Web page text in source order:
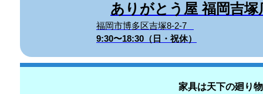
ありがとう屋 福岡吉
福岡市博多区吉塚8-2-7
9:30〜18:30（日・祝休）
家具は天下の廻り